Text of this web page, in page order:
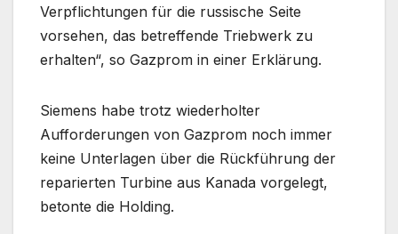
Verpflichtungen für die russische Seite
vorsehen, das betreffende Triebwerk zu
erhalten“, so Gazprom in einer Erklärung.
Siemens habe trotz wiederholter
Aufforderungen von Gazprom noch immer
keine Unterlagen über die Rückführung der
reparierten Turbine aus Kanada vorgelegt,
betonte die Holding.